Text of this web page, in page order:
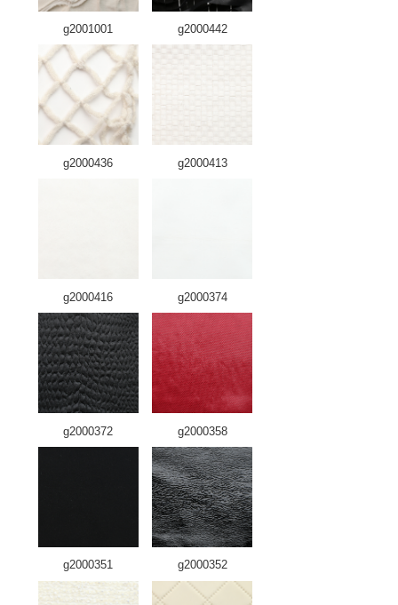
g2001001 g2000442
g2000436 g2000413
g2000416 g2000374
g2000372 g2000358
g2000351 g2000352